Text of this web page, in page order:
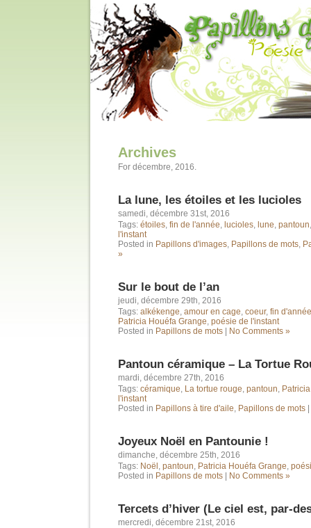
Archives
For décembre, 2016.
La lune, les étoiles et les lucioles
samedi, décembre 31st, 2016
Tags: étoiles, fin de l'année, lucioles, lune, pantoun
l'instant
Posted in Papillons d'images, Papillons de mots,
»
Sur le bout de l’an
jeudi, décembre 29th, 2016
Tags: alkékenge, amour en cage, coeur, fin d'année
Patricia Houéfa Grange, poésie de l'instant
Posted in Papillons de mots No Comments »
Pantoun céramique – La Tortue
mardi, décembre 27th, 2016
Tags: céramique, La tortue rouge, pantoun,
l'instant
Posted in Papillons à tire d'aile, Papillons de mots
Joyeux Noël en Pantounie !
dimanche, décembre 25th, 2016
Tags: Noël , pantoun, Patricia Houéfa Grange,
Posted in Papillons de mots No Comments »
Tercets d’hiver (Le ciel est, par-
mercredi, décembre 21st, 2016